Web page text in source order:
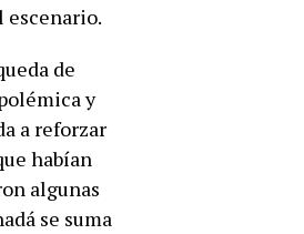
escenario.
de
y
a reforzar
habían
algunas
se suma